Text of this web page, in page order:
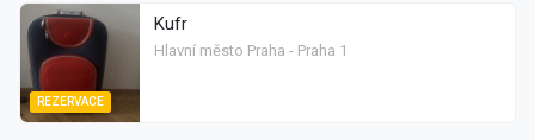
REZERVACE
Kufr
Hlavní město Praha - Praha 1